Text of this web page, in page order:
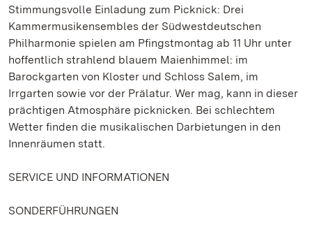
Stimmungsvolle Einladung zum Picknick: Drei
Kammermusikensembles der Südwestdeutschen
Philharmonie spielen am Pfingstmontag ab 11 Uhr unter
hoffentlich strahlend blauem Maienhimmel: im
Barockgarten von Kloster und Schloss Salem, im
Irrgarten sowie vor der Prälatur. Wer mag, kann in dieser
prächtigen Atmosphäre picknicken. Bei schlechtem
Wetter finden die musikalischen Darbietungen in den
Innenräumen statt.
SERVICE UND INFORMATIONEN
SONDERFÜHRUNGEN